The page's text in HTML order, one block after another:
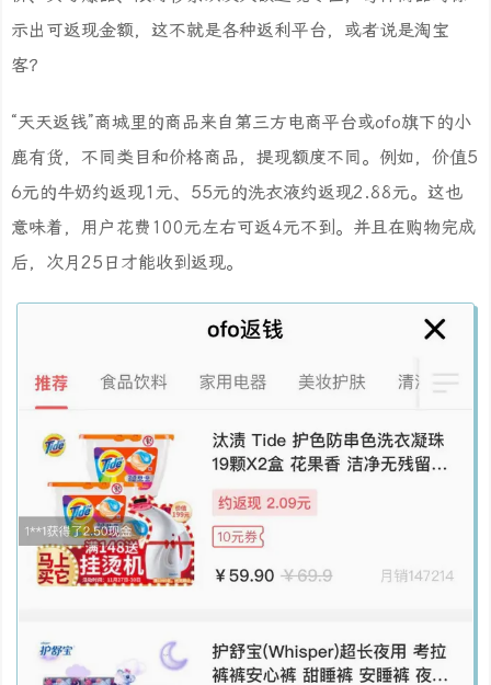
示出可返现金额，这不就是各种返利平台，或者说是淘宝
客？
“天天返钱”商城里的商品来自第三方电商平台或ofo旗下的小
鹿有货，不同类目和价格商品，提现额度不同。例如，价值5
6元的牛奶约返现1元、55元的洗衣液约返现2.88元。这也
意味着，用户花费100元左右可返4元不到。并且在购物完成
后，次月25日才能收到返现。